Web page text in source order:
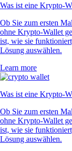
Was ist eine Krypto-
Ob Sie zum ersten
ohne Krypto-Wallet
ist, wie sie
Lösung auswählen.
Learn more
Was ist eine Krypto-
Ob Sie zum ersten
ohne Krypto-Wallet
ist, wie sie
Lösung auswählen.